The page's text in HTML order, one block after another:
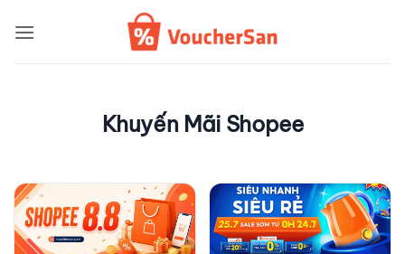
qua
Khuyến Mãi Shopee